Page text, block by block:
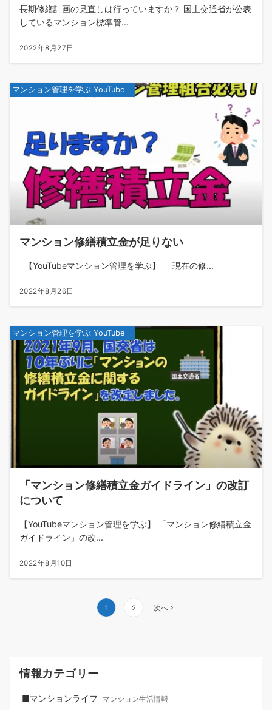
長期修繕計画の見直しは行っていますか？ 国土交通省が公表
しているマンション標準管...
2022年8月27日
マンション管理を学ぶ YouTube
マンション修繕積立金が足りない
【YouTubeマンション管理を学ぶ】 現在の修...
2022年8月26日
マンション管理を学ぶ YouTube
「マンション修繕積立金ガイドライン」の改訂
について
【YouTubeマンション管理を学ぶ】 「マンション修繕積立金
ガイドライン」の改...
2022年8月10日
1 2 次へ
情報カテゴリー
■マンションライフ マンション生活情報